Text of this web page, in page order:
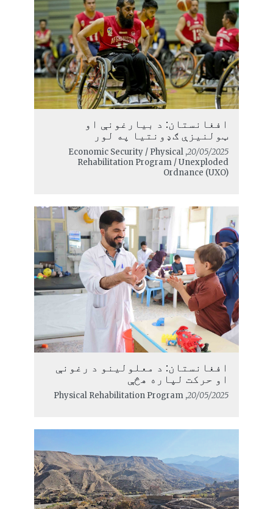
افغانستان: د بیارغونې او
ټولنیزې ګډونتیا په لور
20/05/2025
, Economic Security / Physical
Rehabilitation Program / Unexploded
Ordnance (UXO)
افغانستان: د معلولینو د رغونې
او حرکت لپاره هڅې
20/05/2025
, Physical Rehabilitation Program